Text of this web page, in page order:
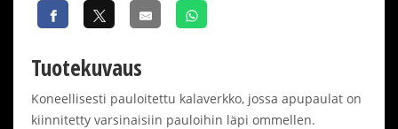
Tuotekuvaus
Koneellisesti pauloitettu kalaverkko, jossa apupaulat on
kiinnitetty varsinaisiin pauloihin läpi ommellen.